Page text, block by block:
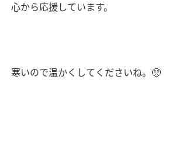
心から応援しています。
寒いので温かくしてくださいね。🥺